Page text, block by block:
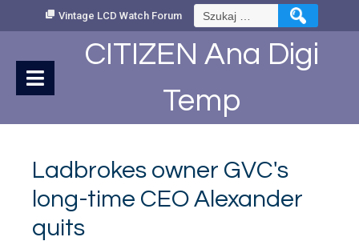
Vintage LCD Watch Forum Szukaj:
CITIZEN Ana Digi
Temp
Ladbrokes owner GVC's
long-time CEO Alexander
quits